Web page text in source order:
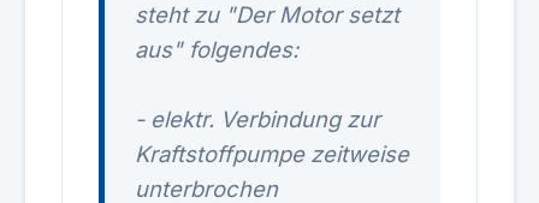
steht zu "Der Motor setzt
aus" folgendes:
- elektr. Verbindung zur
Kraftstoffpumpe zeitweise
unterbrochen